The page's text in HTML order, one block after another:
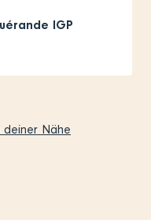
IGP
deiner Nähe